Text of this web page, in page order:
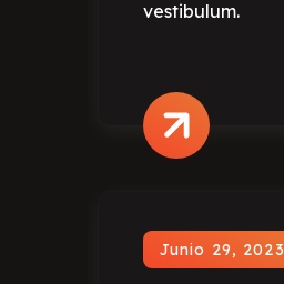
vestibulum.
Junio 29, 2023